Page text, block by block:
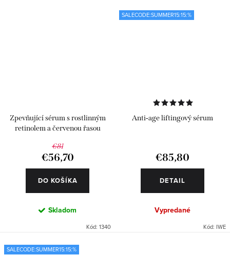
Zpevňující sérum s rostlinným
retinolem a červenou řasou
€81
€56,70
DO KOŠÍKA
Skladom
Kód: 1340
SALECODE:SUMMER15:15:%
Anti‑age liftingový sérum
€85,80
DETAIL
Vypredané
Kód: IWE
SALECODE:SUMMER15:15:%